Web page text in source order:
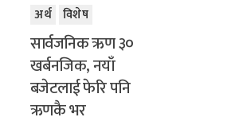
अर्थ विशेष
सार्वजनिक ऋण ३०
खर्बनजिक, नयाँ
बजेटलाई फेरि पनि
ऋणकै भर